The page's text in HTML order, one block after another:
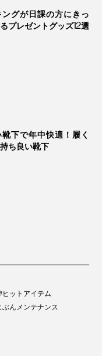
ングが日課の方にきっ
プレゼントグッズ12選
下で年中快適！履く
ち良い靴下
ヒットアイテム
ぶんメンテナンス